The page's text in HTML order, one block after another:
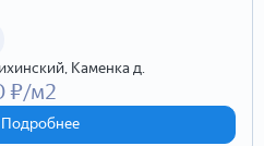
Каменка д.
Подробнее
₽/м2